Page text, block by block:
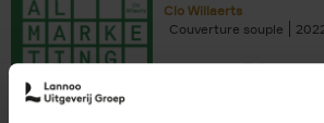
Clo Willaerts
Couverture souple
€35,50